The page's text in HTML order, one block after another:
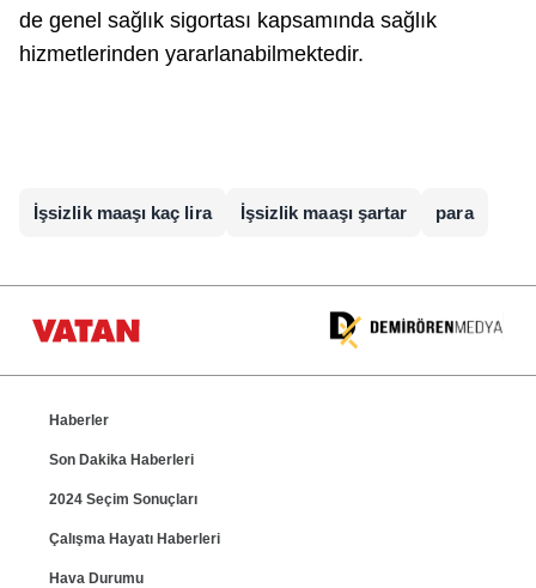
de genel sağlık sigortası kapsamında sağlık
hizmetlerinden yararlanabilmektedir.
İşsizlik maaşı kaç lira İşsizlik maaşı şartar para
Haberler
Son Dakika Haberleri
2024 Seçim Sonuçları
Çalışma Hayatı Haberleri
Hava Durumu